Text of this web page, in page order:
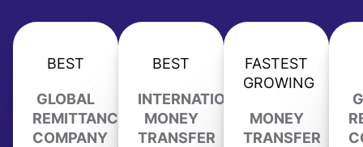
BEST
GLOBAL
REMITTANCE
COMPANY
BEST
INTERNATIONAL
MONEY
TRANSFER
FASTEST
GROWING
MONEY
TRANSFER